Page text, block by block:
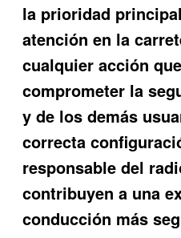
la prioridad
atención en la
cualquier acción
comprometer la
y de los demás
correcta
responsable del
contribuyen a una
conducción más